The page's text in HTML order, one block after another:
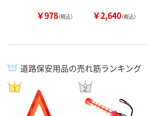
￥978（税込） ￥2,640（税込）
道路保安用品の売れ筋ランキング